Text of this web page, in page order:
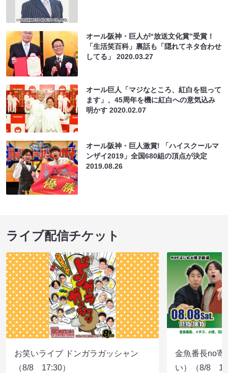
オール阪神・巨人が“放送文化賞”受賞！
「生活笑百科」裏話も「隠れてネタ合わせ
してる」2020.03.27
オール巨人「マジなところ、紅白を狙って
ます」、45周年を機に紅白への意気込み
明かす2020.02.07
オール阪神・巨人激賞! 「ハイスクールマ
ンザイ2019」全国680組の頂点が決定
2019.08.26
ライブ配信チケット
お笑いライブ ドンガラガッシャン
（8/8 17:30）
金魚番長no寄
い）（8/8